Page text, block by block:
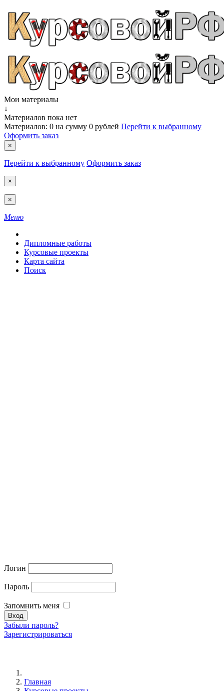
Мои материалы
↓
Материалов пока нет
Материалов: 0 на сумму 0 рублей Перейти к выбранному
Оформить заказ
×
Перейти к выбранному Оформить заказ
×
×
Меню
Дипломные работы
Курсовые проекты
Карта сайта
Поиск
Логин
Пароль
Запомнить меня
Забыли пароль?
Зарегистрироваться
Главная